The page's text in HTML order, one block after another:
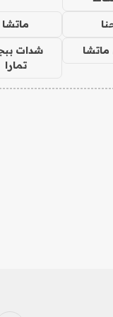
ماتشا
شدات
تمارا